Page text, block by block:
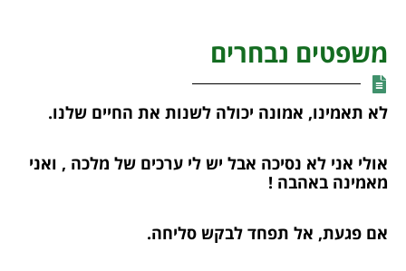
משפטים נבחרים
לא תאמינו, אמונה יכולה לשנות את החיים שלנו.
אולי אני לא נסיכה אבל יש לי ערכים של מלכה , ואני
מאמינה באהבה !
אם פגעת, אל תפחד לבקש סליחה.